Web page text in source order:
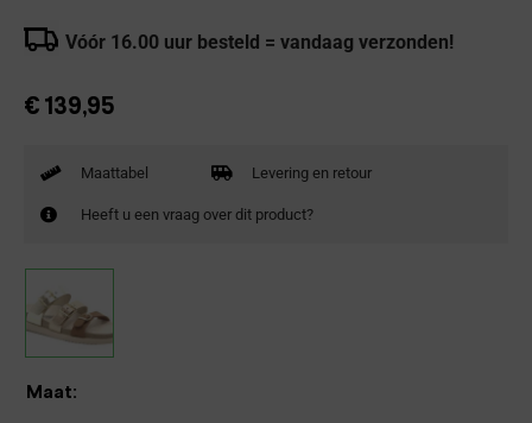
Vóór 16.00 uur besteld = vandaag verzonden!
€ 139,95
Maattabel Levering en retour
Heeft u een vraag over dit product?
Maat: